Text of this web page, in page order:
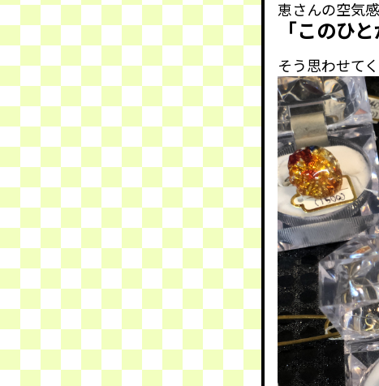
恵さんの空気
「このひ
そう思わせて